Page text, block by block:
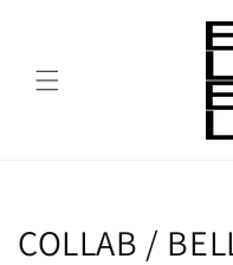
K
COLLAB /